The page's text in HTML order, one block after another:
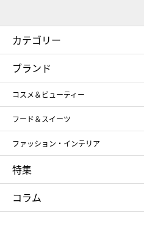
カテゴリー
コスメ＆ビューティー
ギフト
メンズ
スポーツ・アウトドア
お中元
ブランド
コスメ＆ビューティー
SHISEIDO
ポール&ジョー ボーテ
NARS
RMK
クリニーク
フード＆スイーツ
アンリ・シャルパンティエ
ゴディバ
たねや
ねんりん家
ファッション・インテリア
ポロ ラルフ ローレン
タケオ キクチ
シュタイフ
特集
お中元
ひな人形
コラム